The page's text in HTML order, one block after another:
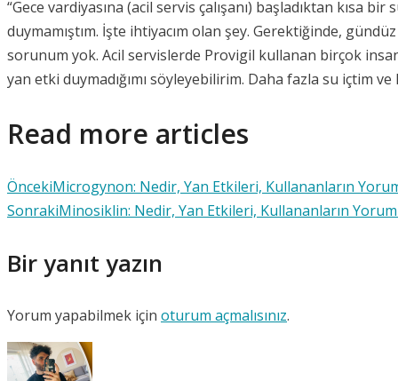
“Gece vardiyasına (acil servis çalışanı) başladıktan
duymamıştım. İşte ihtiyacım olan şey. Gerektiğinde,
sorunum yok. Acil servislerde Provigil kullanan birçok
yan etki duymadığımı söyleyebilirim. Daha fazla su içtim ve
Read more articles
ÖncekiMicrogynon: Nedir, Yan Etkileri, Kullananların
SonrakiMinosiklin: Nedir, Yan Etkileri, Kullananların
Bir yanıt yazın
Yorum yapabilmek için oturum açmalısınız.